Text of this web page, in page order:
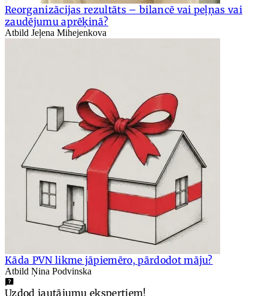
Reorganizācijas rezultāts – bilancē vai peļņas vai
zaudējumu aprēķinā?
Atbild Jeļena Mihejenkova
Kāda PVN likme jāpiemēro, pārdodot māju?
Atbild Ņina Podvinska
Uzdod jautājumu ekspertiem!